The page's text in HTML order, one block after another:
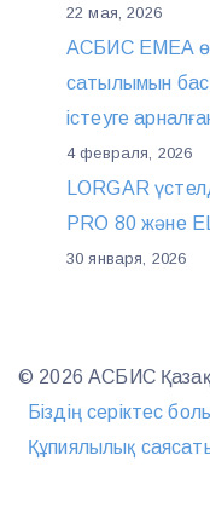
22 мая, 2026
АСБИС EMEA
сатылымын
істеуге
4 февраля, 2026
LORGAR
PRO 80 және
30 января, 2026
© 2026 АСБИС
Біздің серіктес
Құпиялылық